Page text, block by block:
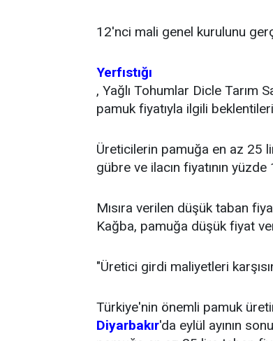
12'nci mali genel kurulunu
Yerfıstığı
, Yağlı Tohumlar Dicle Tarım
pamuk fiyatıyla ilgili
Üreticilerin pamuğa en az 25
gübre ve ilacın fiyatının
Mısıra verilen düşük taban
Kağba, pamuğa düşük fiyat
"Üretici girdi maliyetleri
Türkiye'nin önemli pamuk
Diyarbakır'da eylül ayının